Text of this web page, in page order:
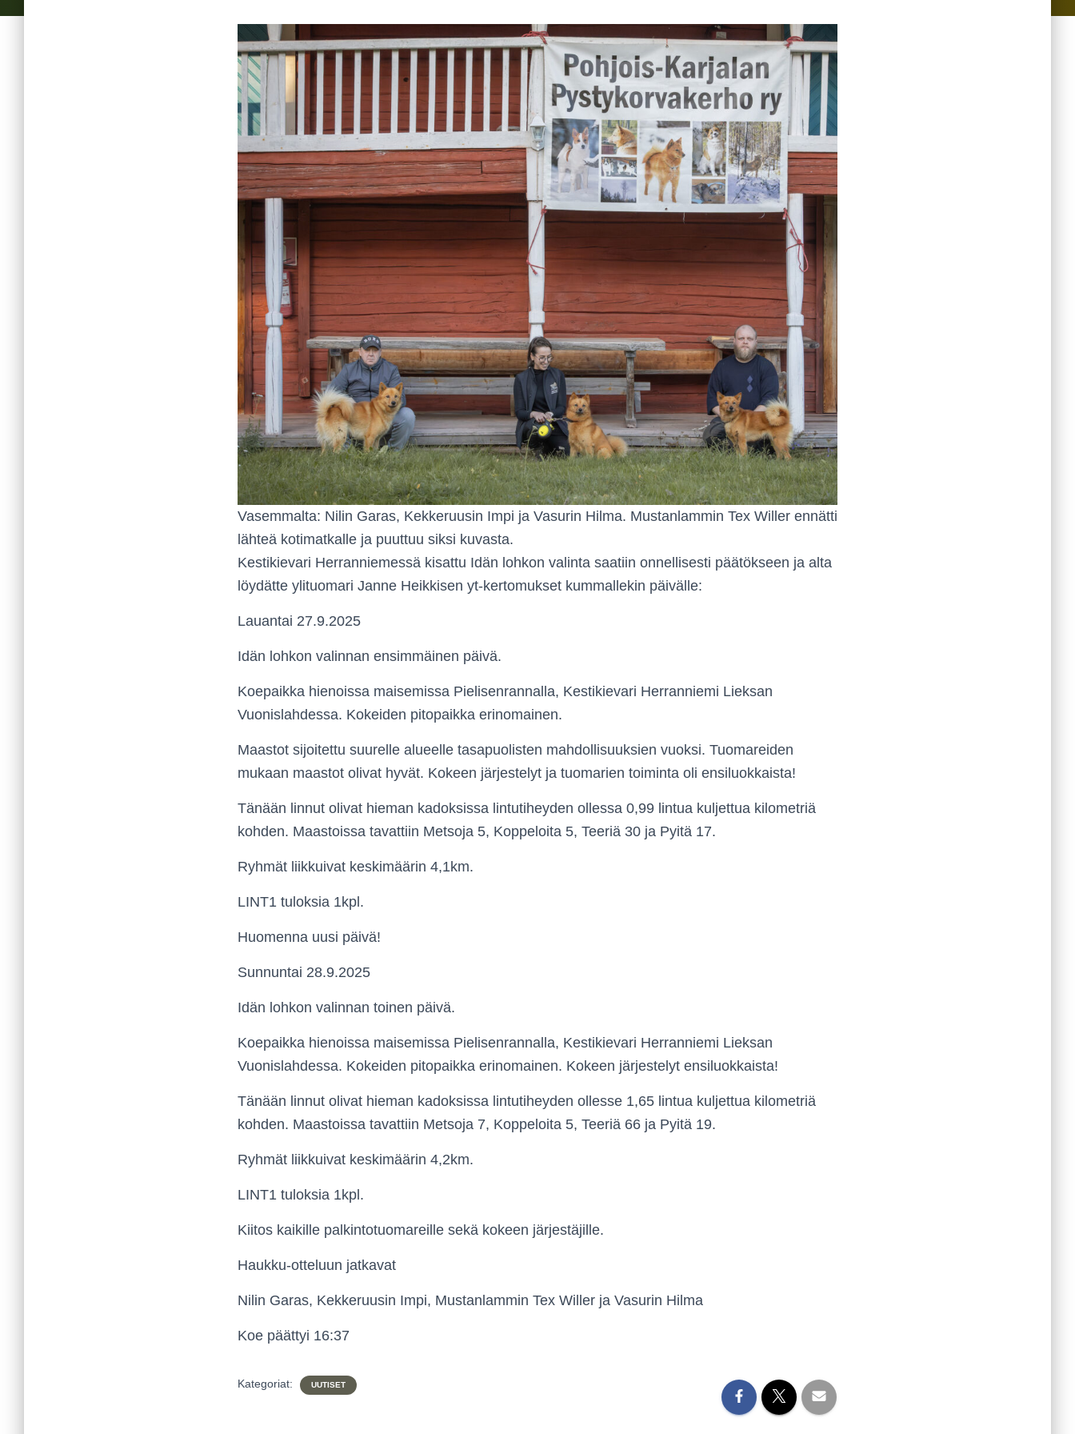
Vasemmalta: Nilin Garas, Kekkeruusin Impi ja Vasurin Hilma. Mustanlammin Tex Willer ennätti
lähteä kotimatkalle ja puuttuu siksi kuvasta.
Kestikievari Herranniemessä kisattu Idän lohkon valinta saatiin onnellisesti päätökseen ja alta
löydätte ylituomari Janne Heikkisen yt-kertomukset kummallekin päivälle:
Lauantai 27.9.2025
Idän lohkon valinnan ensimmäinen päivä.
Koepaikka hienoissa maisemissa Pielisenrannalla, Kestikievari Herranniemi Lieksan
Vuonislahdessa. Kokeiden pitopaikka erinomainen.
Maastot sijoitettu suurelle alueelle tasapuolisten mahdollisuuksien vuoksi. Tuomareiden
mukaan maastot olivat hyvät. Kokeen järjestelyt ja tuomarien toiminta oli ensiluokkaista!
Tänään linnut olivat hieman kadoksissa lintutiheyden ollessa 0,99 lintua kuljettua kilometriä
kohden. Maastoissa tavattiin Metsoja 5, Koppeloita 5, Teeriä 30 ja Pyitä 17.
Ryhmät liikkuivat keskimäärin 4,1km.
LINT1 tuloksia 1kpl.
Huomenna uusi päivä!
Sunnuntai 28.9.2025
Idän lohkon valinnan toinen päivä.
Koepaikka hienoissa maisemissa Pielisenrannalla, Kestikievari Herranniemi Lieksan
Vuonislahdessa. Kokeiden pitopaikka erinomainen. Kokeen järjestelyt ensiluokkaista!
Tänään linnut olivat hieman kadoksissa lintutiheyden ollesse 1,65 lintua kuljettua kilometriä
kohden. Maastoissa tavattiin Metsoja 7, Koppeloita 5, Teeriä 66 ja Pyitä 19.
Ryhmät liikkuivat keskimäärin 4,2km.
LINT1 tuloksia 1kpl.
Kiitos kaikille palkintotuomareille sekä kokeen järjestäjille.
Haukku-otteluun jatkavat
Nilin Garas, Kekkeruusin Impi, Mustanlammin Tex Willer ja Vasurin Hilma
Koe päättyi 16:37
Kategoriat: UUTISET